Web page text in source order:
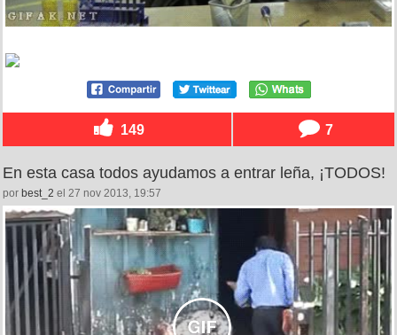
149 7
En esta casa todos ayudamos a entrar leña, ¡TODOS!
por best_2 el 27 nov 2013, 19:57